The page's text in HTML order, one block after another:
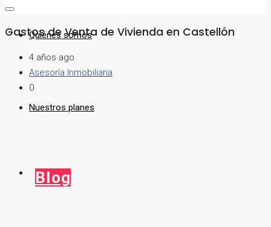
Quiénes somos
Nuestros planes
Blog
Gastos de Venta de Vivienda en Castellón
4 años ago
Asesoría Inmobiliaria
0